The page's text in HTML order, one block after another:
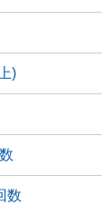
)
数